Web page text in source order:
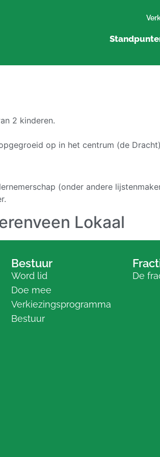
2 kinderen.
op in het centrum (de
(onder andere
Lokaal
Bestuur
Word lid
Doe mee
Verkiezingsprogramma
Bestuur
De